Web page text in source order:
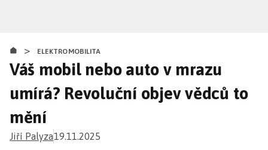
obsahu
> ELEKTROMOBILITA
Váš mobil nebo auto v mrazu
umírá? Revoluční objev vědců to
mění
Jiří Palyza19.11.2025